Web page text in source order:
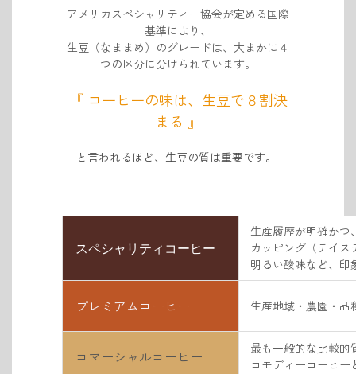
アメリカスペシャリティー協会が定める国際
基準により、
生豆（なままめ）のグレードは、大まかに４
つの区分に分けられています。
『 コーヒーの味は、生豆で８割決
まる 』
と言われるほど、 生豆の質は重要です。
スペシャリティコーヒー
生産履歴が明確かつ
カッピング（テイス
明るい酸味など、印
プレミアムコーヒー 生産地域・農園・品
コマーシャルコーヒー
最も一般的な比較的
コモディーコーヒー